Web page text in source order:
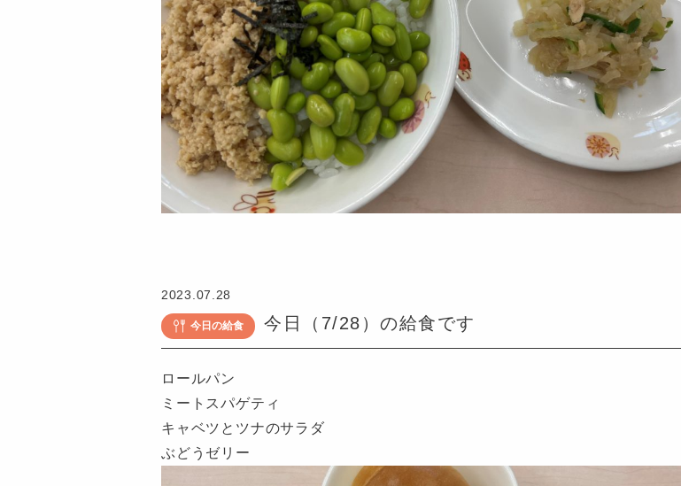
こ
ど
も
2023.07.28
今日の給食 今日（7/28）の給食です
ロールパン
ミートスパゲティ
キャベツとツナのサラダ
ぶどうゼリー